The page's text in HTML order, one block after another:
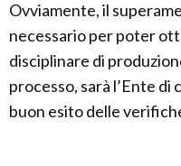
Ovviamente, il
necessario per poter
disciplinare di
processo, sarà l’Ente
buon esito delle